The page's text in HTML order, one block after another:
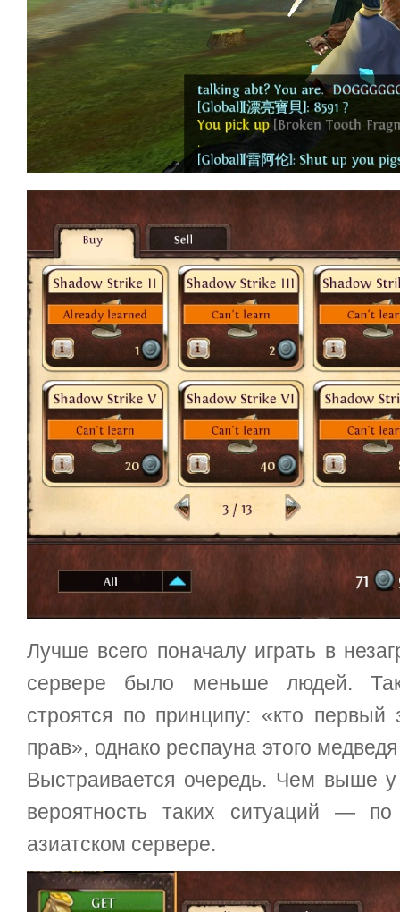
Лучше всего поначалу играть в
сервере было меньше людей.
строятся по принципу: «кто
прав», однако респауна этого
Выстраивается очередь. Чем выше
вероятность таких ситуаций —
азиатском сервере.